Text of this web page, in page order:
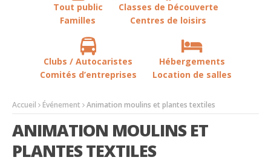
Tout public
Familles
Classes de Découverte
Centres de loisirs
Clubs / Autocaristes
Comités d’entreprises
Hébergements
Location de salles
Accueil Événement Animation moulins et plantes textiles
ANIMATION MOULINS ET
PLANTES TEXTILES